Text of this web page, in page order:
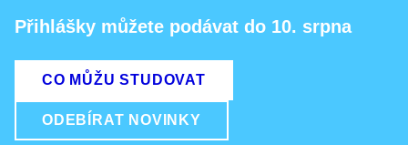
Přihlášky můžete podávat do 10. srpna
CO MŮŽU STUDOVAT
ODEBÍRAT NOVINKY